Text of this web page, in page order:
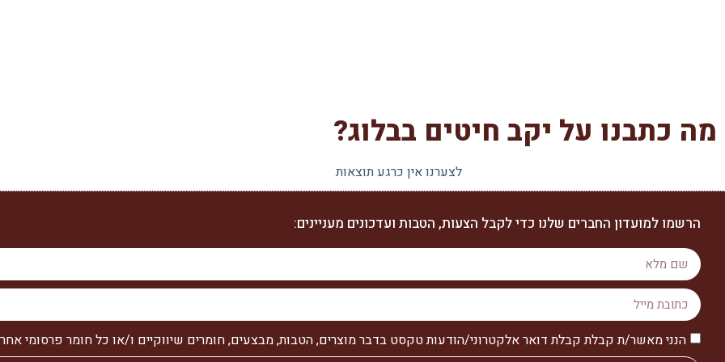
מה כתבנו על יקב חיטים בבלוג?
לצערנו אין כרגע תוצאות
הרשמו למועדון החברים שלנו כדי לקבל הצעות, הטבות ועדכונים מעניינים:
הנני מאשר/ת קבלת קבלת דואר אלקטרוני/הודעות טקסט בדבר מוצרים, הטבות, מבצעים, חומרים שיווקיים ו/או כל חומר פרסומי